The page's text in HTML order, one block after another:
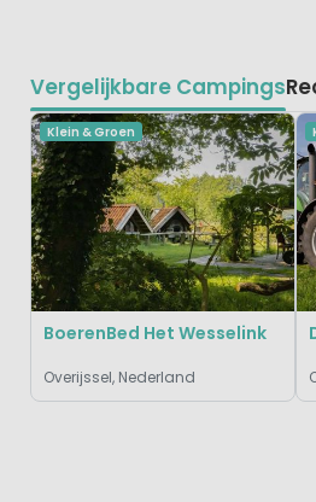
Vergelijkbare Campings
Klein & Groen
BoerenBed Het Wesselink
Overijssel, Nederland